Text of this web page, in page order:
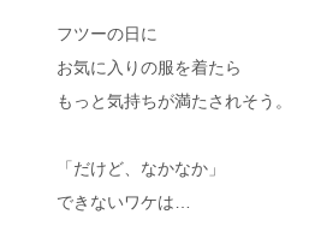
フツーの日に
お気に入りの服を着たら
もっと気持ちが満たされそう。
「だけど、なかなか」
できないワケは…